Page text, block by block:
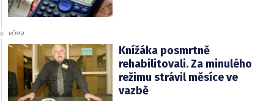
včera
Knížáka posmrtně
rehabilitovali. Za minulého
režimu strávil měsíce ve
vazbě